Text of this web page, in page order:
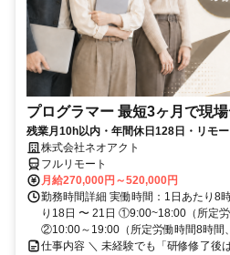
プログラマー 最短3ヶ月で現
残業月10h以内・年間休日128日・リモ
株式会社ネオアクト
フルリモート
月給270,000円～520,000円
勤務時間詳細 実働時間：1日あたり8
り18日 〜 21日 ①9:00~18:00（所定労
②10:00～19:00（所定労働時間8時間
仕事内容 ＼ 未経験でも「研修修了後